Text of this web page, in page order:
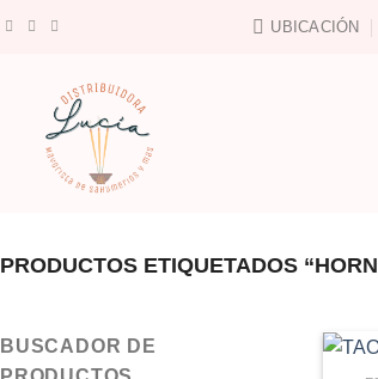
UBICACIÓN
PRODUCTOS ETIQUETADOS
BUSCADOR DE